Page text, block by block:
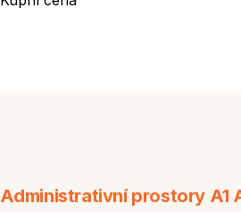
Administrativní prostory A1